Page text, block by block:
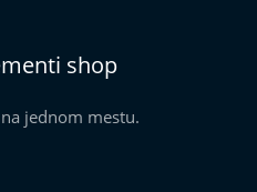
shop
jednom mestu.